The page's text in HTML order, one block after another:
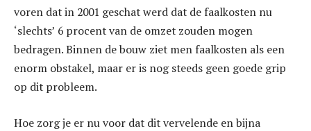
voren dat in 2001 geschat werd dat de faalkosten nu
‘slechts’ 6 procent van de omzet zouden mogen
bedragen. Binnen de bouw ziet men faalkosten als een
enorm obstakel, maar er is nog steeds geen goede grip
op dit probleem.
Hoe zorg je er nu voor dat dit vervelende en bijna